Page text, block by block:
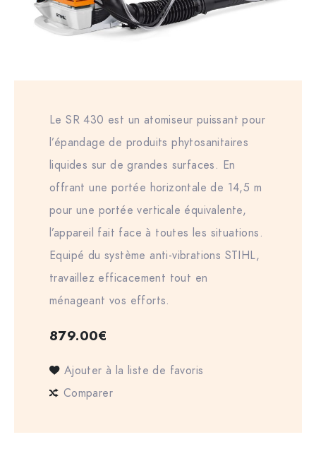
Le SR 430 est un atomiseur puissant pour
l’épandage de produits phytosanitaires
liquides sur de grandes surfaces. En
offrant une portée horizontale de 14,5 m
pour une portée verticale équivalente,
l’appareil fait face à toutes les situations.
Equipé du système anti-vibrations STIHL,
travaillez efficacement tout en
ménageant vos efforts.
879.00€
Ajouter à la liste de favoris
Comparer